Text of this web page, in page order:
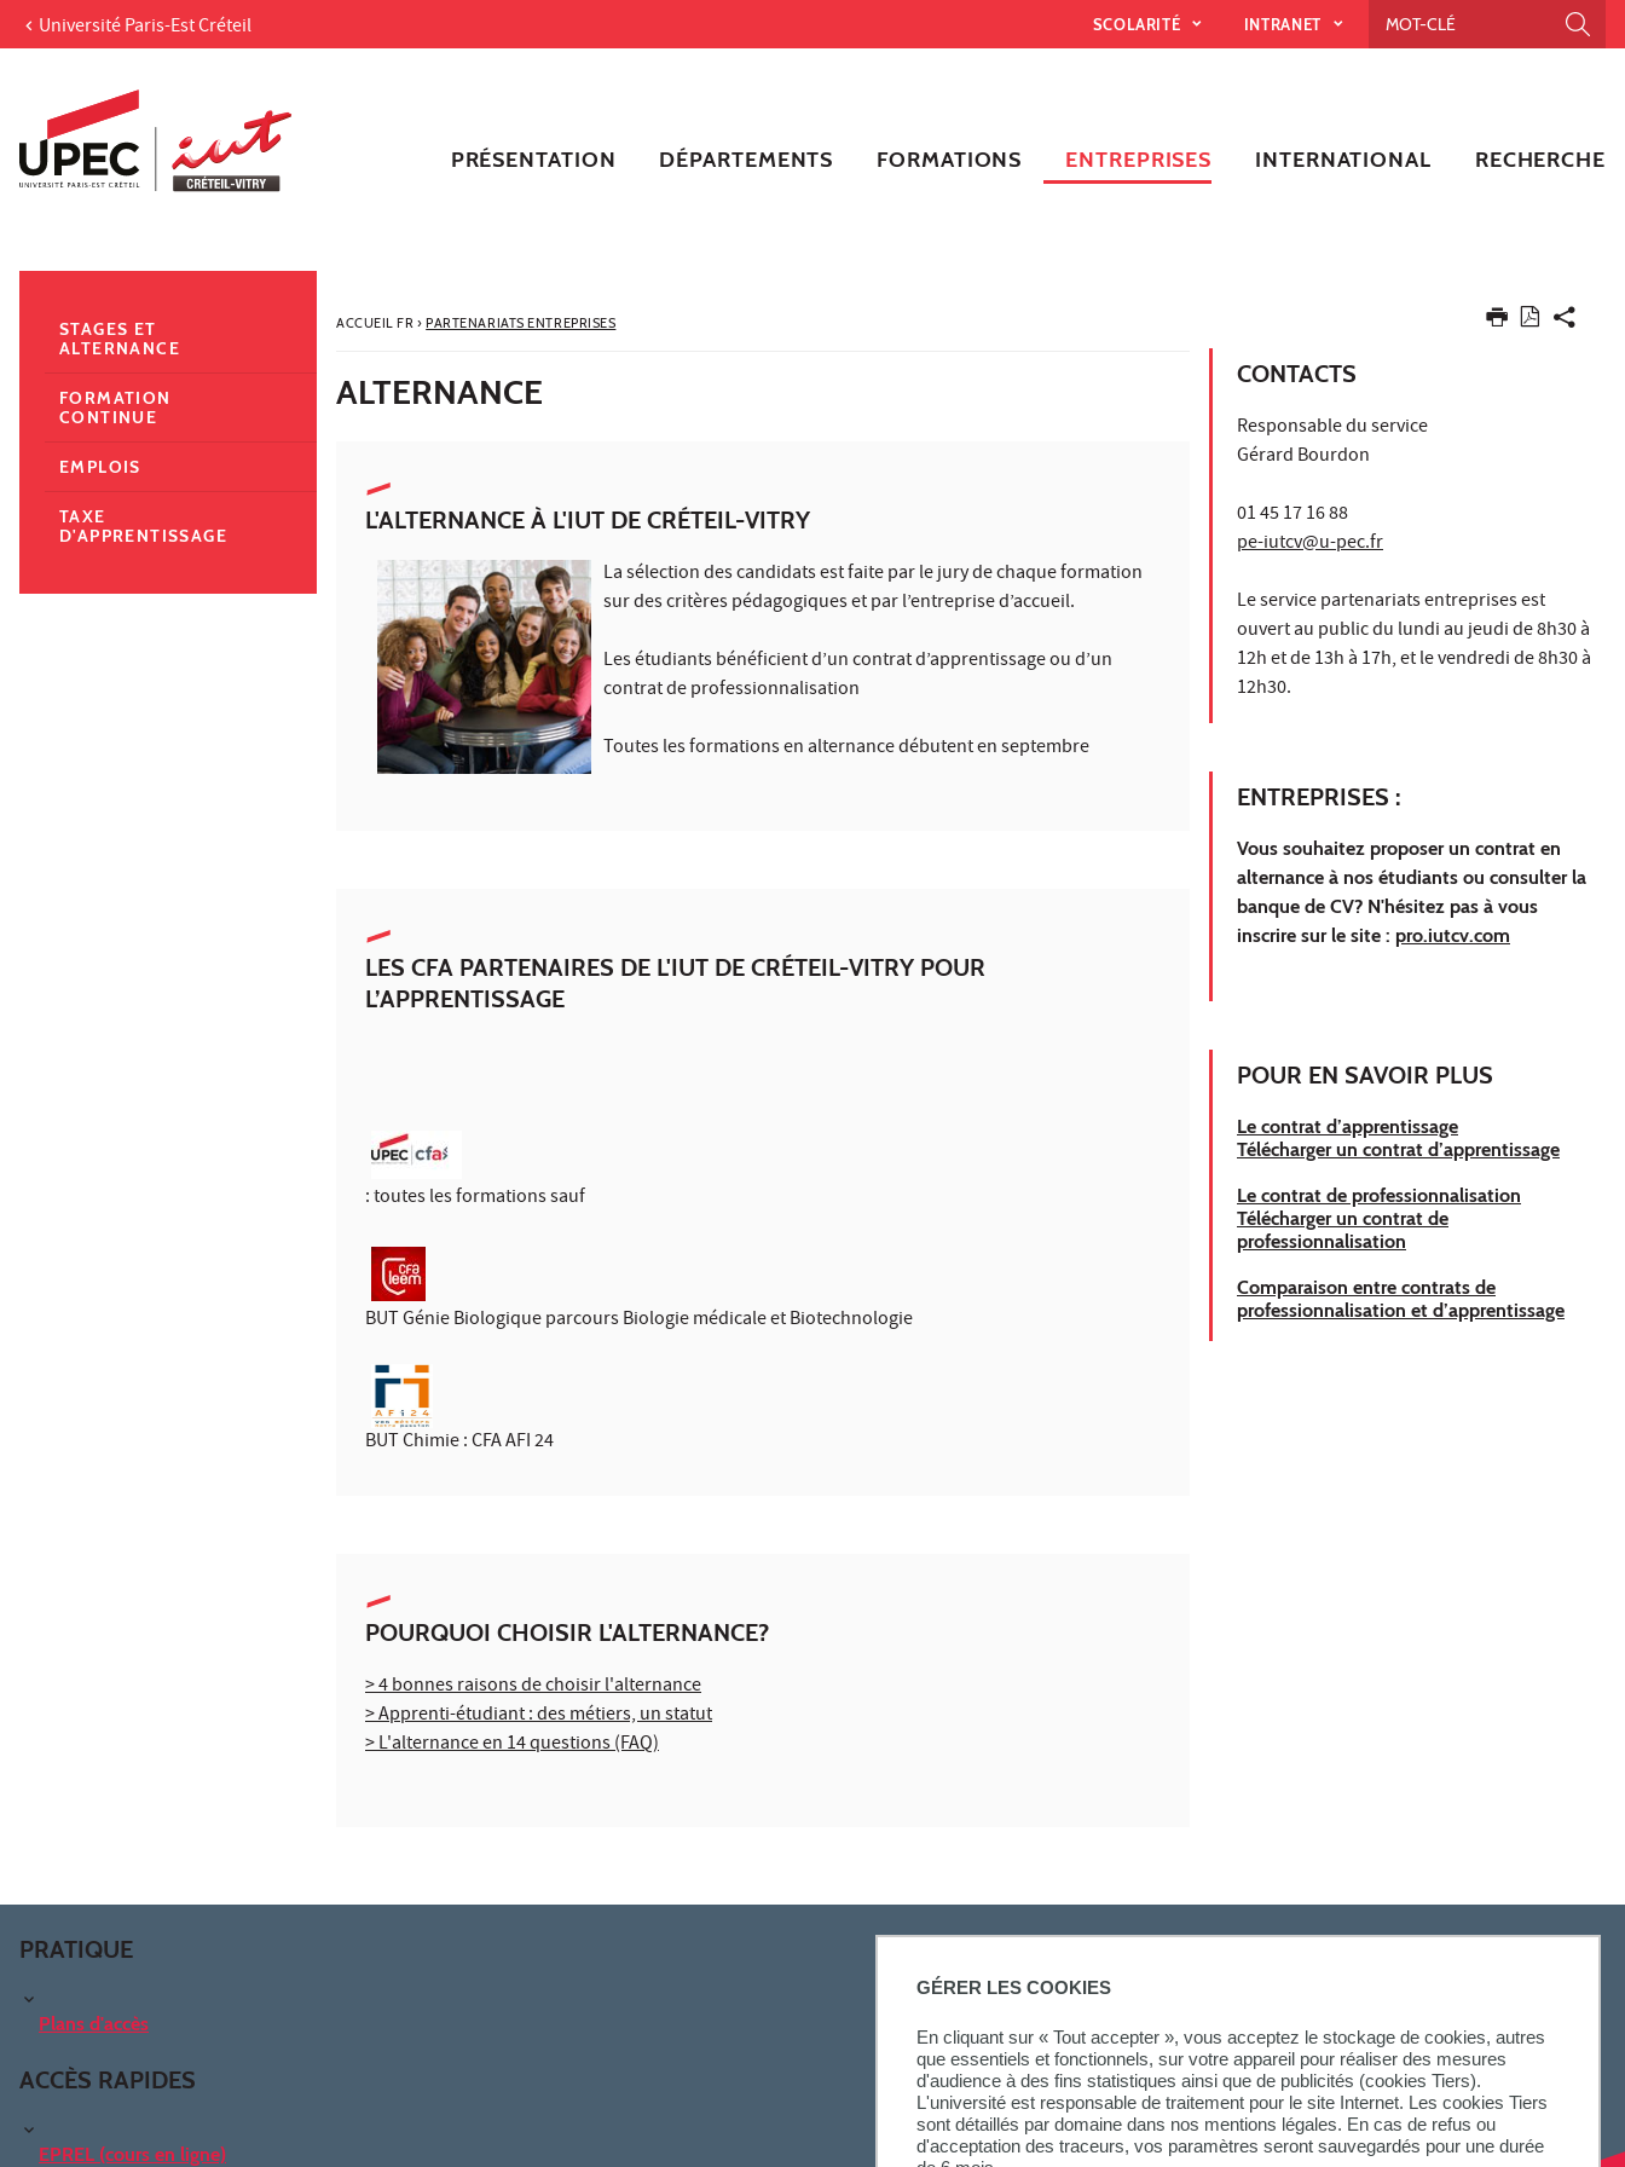
GÉRER LES COOKIES
En cliquant sur « Tout accepter », vous acceptez le stockage de cookies, autres
que essentiels et fonctionnels, sur votre appareil pour réaliser des mesures
d'audience à des fins statistiques ainsi que de publicités (cookies Tiers).
L'université est responsable de traitement pour le site Internet. Les cookies Tiers
sont détaillés par domaine dans nos mentions légales. En cas de refus ou
d'acceptation des traceurs, vos paramètres seront sauvegardés pour une durée
Aller au contenu
Accès directs
Recherche
Navigation secondaire
Université Paris-Est Créteil SCOLARITÉ INTRANET
PRÉSENTATION DÉPARTEMENTS FORMATIONS ENTREPRISES INTERNATIONAL RECHERCHE
ACCUEIL FR› PARTENARIATS ENTREPRISES
ALTERNANCE
L'ALTERNANCE À L'IUT DE CRÉTEIL-VITRY
La sélection des candidats est faite par le jury de chaque formation
sur des critères pédagogiques et par l’entreprise d’accueil.
Les étudiants bénéficient d’un contrat d’apprentissage ou d’un
contrat de professionnalisation
Toutes les formations en alternance débutent en septembre
LES CFA PARTENAIRES DE L'IUT DE CRÉTEIL-VITRY POUR
L’APPRENTISSAGE
: toutes les formations sauf
BUT Génie Biologique parcours Biologie médicale et Biotechnologie
BUT Chimie : CFA AFI 24
POURQUOI CHOISIR L'ALTERNANCE?
> 4 bonnes raisons de choisir l'alternance
> Apprenti-étudiant : des métiers, un statut
> L'alternance en 14 questions (FAQ)
CONTACTS
Responsable du service
Gérard Bourdon
01 45 17 16 88
pe-iutcv@u-pec.fr
Le service partenariats entreprises est
ouvert au public du lundi au jeudi de 8h30 à
12h et de 13h à 17h, et le vendredi de 8h30 à
12h30.
ENTREPRISES :
Vous souhaitez proposer un contrat en
alternance à nos étudiants ou consulter la
banque de CV? N'hésitez pas à vous
inscrire sur le site : pro.iutcv.com
POUR EN SAVOIR PLUS
Le contrat d’apprentissage
Télécharger un contrat d’apprentissage
Le contrat de professionnalisation
Télécharger un contrat de
professionnalisation
Comparaison entre contrats de
professionnalisation et d’apprentissage
STAGES ET
ALTERNANCE
FORMATION
CONTINUE
EMPLOIS
TAXE
D'APPRENTISSAGE
PRATIQUE
Plans d'accès
ACCÈS RAPIDES
EPREL (cours en ligne)